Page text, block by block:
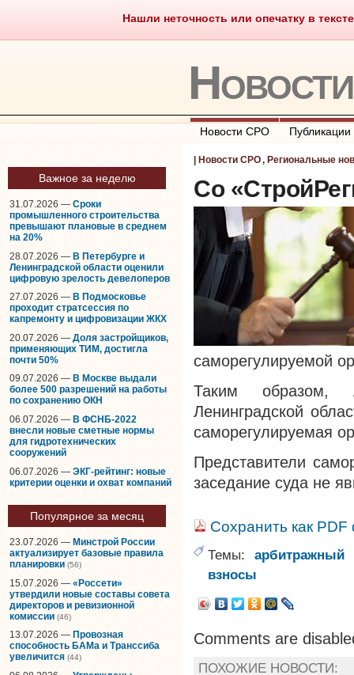
Нашли неточность или опечатку в
Саморегулирование Что
Новости СРО Публикации
Важное за неделю
31.07.2026 — Сроки
промышленного строительства
превышают плановые в среднем
на 20%
28.07.2026 — В Петербурге и
Ленинградской области оценили
цифровую зрелость девелоперов
27.07.2026 — В Подмосковье
проходит стратсессия по
капремонту и цифровизации ЖКХ
20.07.2026 — Доля застройщиков,
применяющих ТИМ, достигла
почти 50%
09.07.2026 — В Москве выдали
более 500 разрешений на работы
по сохранению ОКН
06.07.2026 — В ФСНБ-2022
внесли новые сметные нормы
для гидротехнических
сооружений
06.07.2026 — ЭКГ-рейтинг: новые
критерии оценки и охват компаний
Популярное за месяц
23.07.2026 — Минстрой России
актуализирует базовые правила
планировки (56)
15.07.2026 — «Россети»
утвердили новые составы совета
директоров и ревизионной
комиссии (46)
13.07.2026 — Провозная
способность БАМа и Транссиба
увеличится (44)
Новости СРО, Региональные
Со
саморегулируемой
Таким образом,
Ленинградской
саморегулируемая
Представители
заседание суда не
Сохранить как
Темы: арбитражный
взносы
Comments are
ПОХОЖИЕ НОВОСТИ: